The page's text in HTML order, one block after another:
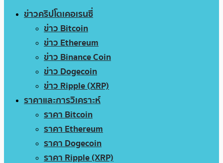
ข่าวคริปโตเคอเรนซี่
ข่าว Bitcoin
ข่าว Ethereum
ข่าว Binance Coin
ข่าว Dogecoin
ข่าว Ripple (XRP)
ราคาและการวิเคราะห์
ราคา Bitcoin
ราคา Ethereum
ราคา Dogecoin
ราคา Ripple (XRP)